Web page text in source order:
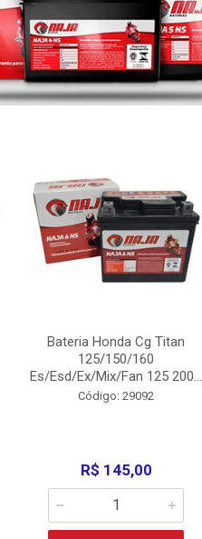
Bateria Honda Cg Titan
125/150/160
Es/Esd/Ex/Mix/Fan 125 200...
Código: 29092
R$ 145,00